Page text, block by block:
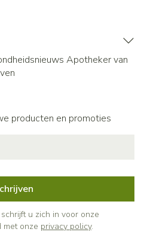
Apotheker van
producten en promoties
u zich in voor onze
met onze privacy policy.